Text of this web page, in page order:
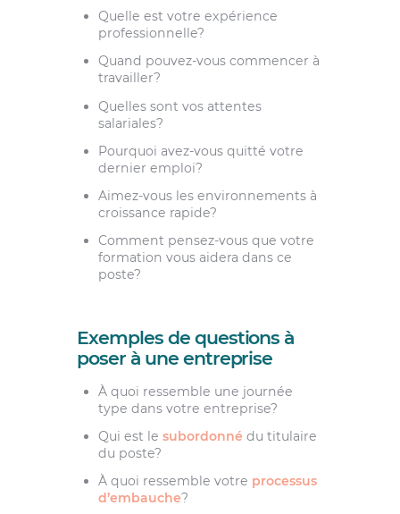
Quelle est votre expérience
professionnelle?
Quand pouvez-vous commencer à
travailler?
Quelles sont vos attentes
salariales?
Pourquoi avez-vous quitté votre
dernier emploi?
Aimez-vous les environnements à
croissance rapide?
Comment pensez-vous que votre
formation vous aidera dans ce
poste?
Exemples de questions à
poser à une entreprise
À quoi ressemble une journée
type dans votre entreprise?
Qui est le subordonné du titulaire
du poste?
À quoi ressemble votre processus
d’embauche?